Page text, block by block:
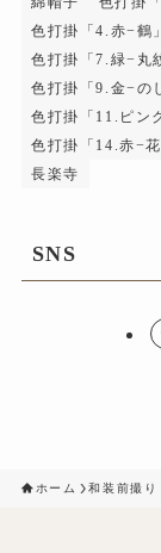
色打掛「4.赤−鶴」
色打掛「7.緑−丸
色打掛「9.金−の
色打掛「11.ピン
色打掛「14.赤−花
長楽寺
SNS
ホーム 和装前撮り